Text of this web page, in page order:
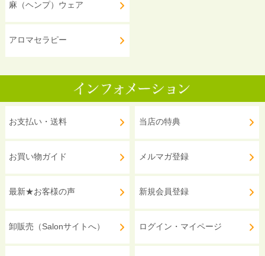
麻（ヘンプ）ウェア
アロマセラピー
お支払い・送料
お買い物ガイド
最新★お客様の声
卸販売（Salonサイトへ）
当店の特典
メルマガ登録
新規会員登録
ログイン・マイページ